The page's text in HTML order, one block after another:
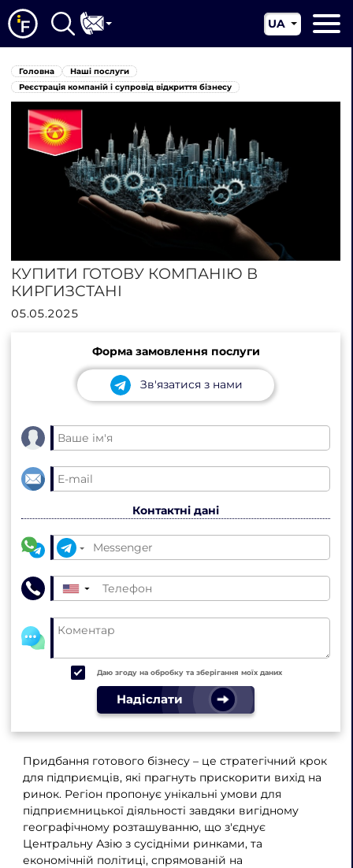
Про нас
Наші послуги
Новини
Юрисдикції
Контакти
UA
EN
Головна
Наші послуги
Реєстрація компаній і супровід відкриття бізнесу
КУПИТИ ГОТОВУ КОМПАНІЮ В
КИРГИЗСТАНІ
05.05.2025
Форма замовлення послуги
Зв'язатися з нами
Контактні дані
▼
Даю згоду на обробку та зберігання моїх даних
Надіслати
Придбання готового бізнесу – це стратегічний крок
для підприємців, які прагнуть прискорити вихід на
ринок. Регіон пропонує унікальні умови для
підприємницької діяльності завдяки вигідному
географічному розташуванню, що з'єднує
Центральну Азію з сусідніми ринками, та
економічній політиці, спрямованій на